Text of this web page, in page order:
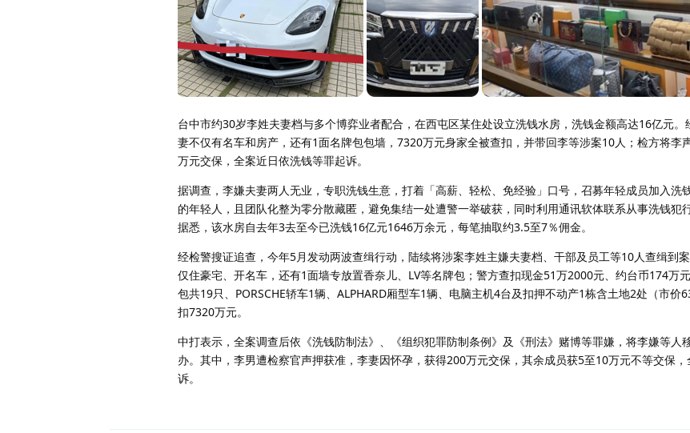
台中市约30岁李姓夫妻档与多个博弈业者配合，在西屯区某住处设立洗钱水房，洗钱金额高达16亿元。
妻不仅有名车和房产，还有1面名牌包包墙，7320万元身家全被查扣，并带回李等涉案10人；检方将李
万元交保，全案近日依洗钱等罪起诉。
据调查，李嫌夫妻两人无业，专职洗钱生意，打着「高薪、轻松、免经验」口号，召募年轻成员加入洗
的年轻人，且团队化整为零分散藏匿，避免集结一处遭警一举破获，同时利用通讯软体联系从事洗钱犯
据悉，该水房自去年3去至今已洗钱16亿元1646万余元，每笔抽取约3.5至7％佣金。
经检警搜证追查，今年5月发动两波查缉行动，陆续将涉案李姓主嫌夫妻档、干部及员工等10人查缉到
仅住豪宅、开名车，还有1面墙专放置香奈儿、LV等名牌包；警方查扣现金51万2000元、约台币174万
包共19只、PORSCHE轿车1辆、ALPHARD厢型车1辆、电脑主机4台及扣押不动产1栋含土地2处（市价
扣7320万元。
中打表示，全案调查后依《洗钱防制法》、《组织犯罪防制条例》及《刑法》赌博等罪嫌，将李嫌等人
办。其中，李男遭检察官声押获准，李妻因怀孕，获得200万元交保，其余成员获5至10万元不等交保
诉。